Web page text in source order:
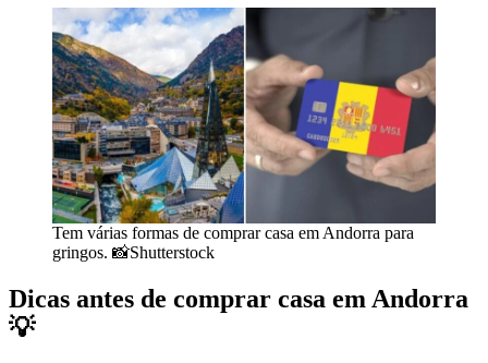
Tem várias formas de comprar casa em Andorra para
gringos. 📸Shutterstock
Dicas antes de comprar casa em Andorra
💡